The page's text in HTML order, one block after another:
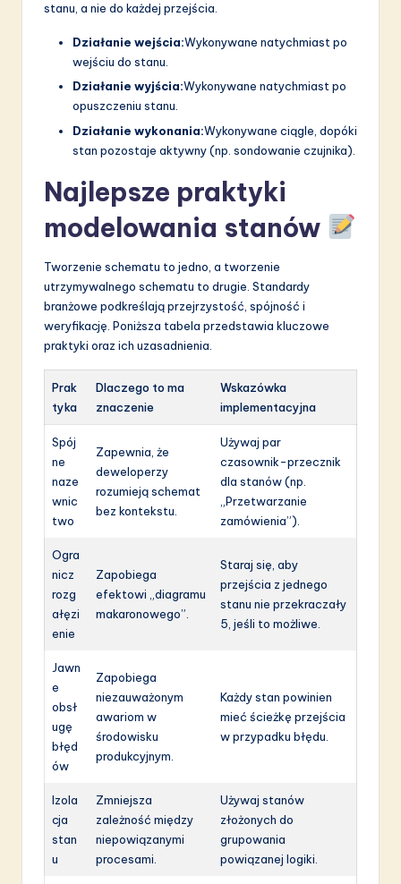
stanu, a nie do każdej przejścia.
Działanie wejścia:Wykonywane natychmiast po
wejściu do stanu.
Działanie wyjścia:Wykonywane natychmiast po
opuszczeniu stanu.
Działanie wykonania:Wykonywane ciągle, dopóki
stan pozostaje aktywny (np. sondowanie czujnika).
Najlepsze praktyki
modelowania stanów
Tworzenie schematu to jedno, a tworzenie
utrzymywalnego schematu to drugie. Standardy
branżowe podkreślają przejrzystość, spójność i
weryfikację. Poniższa tabela przedstawia kluczowe
praktyki oraz ich uzasadnienia.
Prak
tyka
Dlaczego to ma
znaczenie
Wskazówka
implementacyjna
Spój
ne
naze
wnic
two
Zapewnia, że
deweloperzy
rozumieją schemat
bez kontekstu.
Używaj par
czasownik-przecznik
dla stanów (np.
„Przetwarzanie
zamówienia”).
Ogra
nicz
rozg
ałęzi
enie
Zapobiega
efektowi „diagramu
makaronowego”.
Staraj się, aby
przejścia z jednego
stanu nie przekraczały
5, jeśli to możliwe.
Jawn
e
obsł
ugę
błęd
ów
Zapobiega
niezauważonym
awariom w
środowisku
produkcyjnym.
Każdy stan powinien
mieć ścieżkę przejścia
w przypadku błędu.
Izola
cja
stan
u
Zmniejsza
zależność między
niepowiązanymi
procesami.
Używaj stanów
złożonych do
grupowania
powiązanej logiki.